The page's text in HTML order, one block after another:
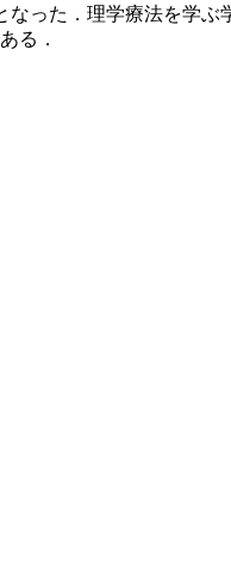
った．理学療法を学ぶ
る．